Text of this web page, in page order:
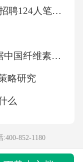
辑来看，随
性温度的美
比追求更高、
料二中，从
用来反驳材料
2026年中央广播电视总台招聘124人笔试模拟试题及答案解析
2026年及未来5年市场数据中国纤维素酶行业发展趋势预测及投资战略咨询报告
略研究
么
:400-852-1180